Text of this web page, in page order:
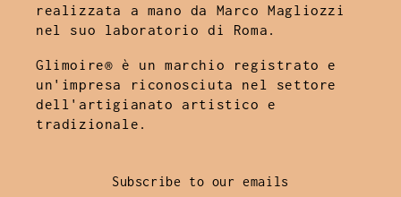
realizzata a mano da Marco Magliozzi
nel suo laboratorio di Roma.
Glimoire® è un marchio registrato e
un'impresa riconosciuta nel settore
dell'artigianato artistico e
tradizionale.
Subscribe to our emails